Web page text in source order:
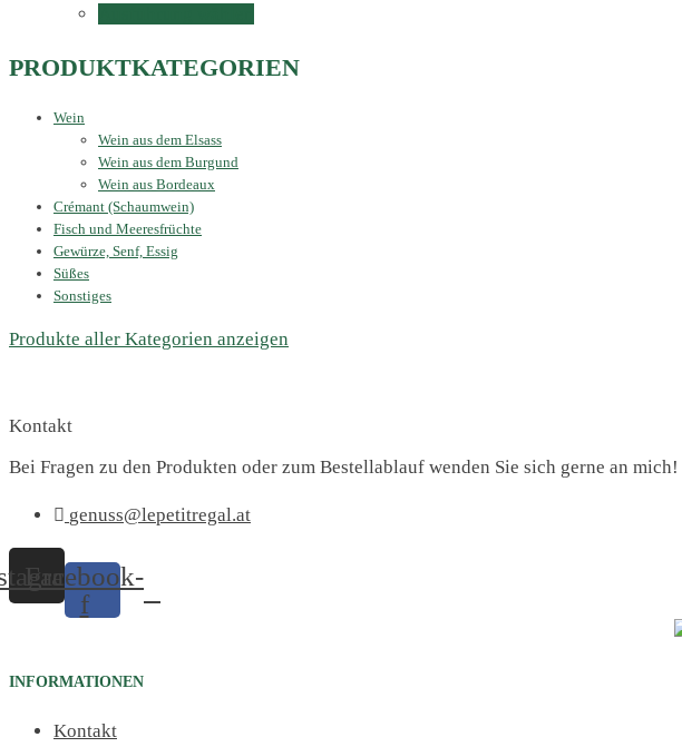
PRODUKTKATEGORIEN
Wein
Wein aus dem Elsass
Wein aus dem Burgund
Wein aus Bordeaux
Crémant (Schaumwein)
Fisch und Meeresfrüchte
Gewürze, Senf, Essig
Süßes
Sonstiges
Produkte aller Kategorien anzeigen
Kontakt
Bei Fragen zu den Produkten oder zum Bestellablauf wenden Sie sich gerne an mich!
genuss@lepetitregal.at
Facebook-
f
INFORMATIONEN
Kontakt